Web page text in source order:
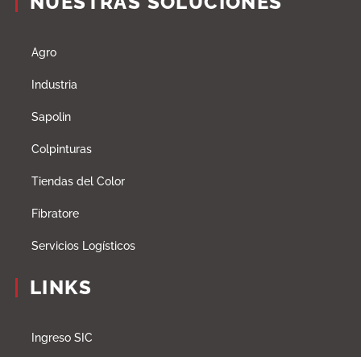
Agro
Industria
Sapolin
Colpinturas
Tiendas del Color
Fibratore
Servicios Logísticos
LINKS
Ingreso SIC